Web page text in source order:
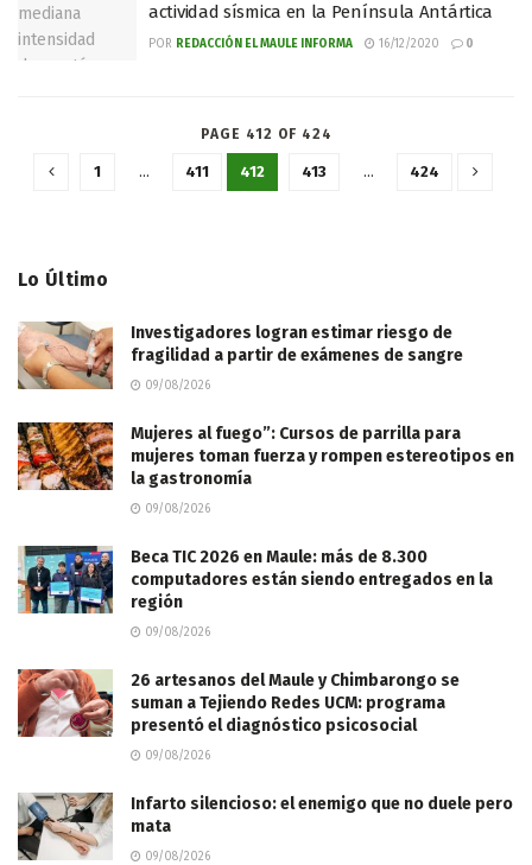
actividad sísmica en la Península Antártica
POR REDACCIÓN EL MAULE INFORMA 16/12/2020 0
PAGE 412 OF 424
1 … 411 412 413 … 424
Lo Último
Investigadores logran estimar riesgo de
fragilidad a partir de exámenes de sangre
09/08/2026
Mujeres al fuego”: Cursos de parrilla para
mujeres toman fuerza y rompen estereotipos en
la gastronomía
09/08/2026
Beca TIC 2026 en Maule: más de 8.300
computadores están siendo entregados en la
región
09/08/2026
26 artesanos del Maule y Chimbarongo se
suman a Tejiendo Redes UCM: programa
presentó el diagnóstico psicosocial
09/08/2026
Infarto silencioso: el enemigo que no duele pero
mata
09/08/2026